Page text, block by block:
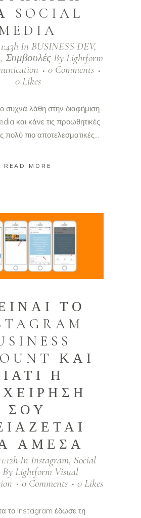
SOCIAL
In BUSINESS DEV,
, Συμβουλές By Lightform
0 Comments
0 Likes
συχνά λάθη στην διαφήμιση
και κάνε τις προωθητικές
πολύ πιο αποτελεσματικές...
READ MORE
ΤΟ
ΚΑΙ
Η
ΣΟΥ
ΑΜΕΣΑ
In Instagram, Social
By Lightform Visual
0 Comments 0 Likes
το Instagram έδωσε τη